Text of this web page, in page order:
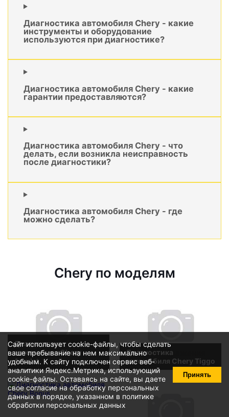
Диагностика автомобиля Chery - какие
инструменты и оборудование
используются при диагностике?
Диагностика автомобиля Chery - какие
гарантии предоставляются?
Диагностика автомобиля Chery - что
делать, если возникла неисправность
после диагностики?
Диагностика автомобиля Chery - где
можно сделать?
Chery по моделям
Диагностика
автомобиля Chery
Amulet
Диагностика
автомобиля Chery Tiggo
Сайт использует cookie-файлы, чтобы сделать
ваше пребывание на нем максимально
удобным. К cайту подключен сервис веб-
аналитики Яндекс.Метрика, использующий
cookie-файлы. Оставаясь на сайте, вы даете
своесогласие на обработку персональных
данныхв порядке, указанном в политике
обработки персональных данных
Принять